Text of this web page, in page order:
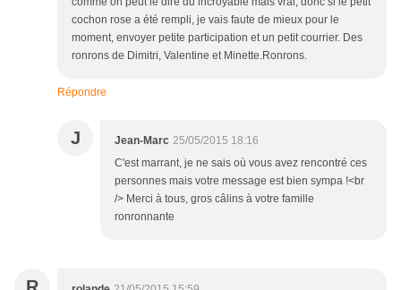
cochon rose a été rempli, je vais faute de mieux pour le
moment, envoyer petite participation et un petit courrier. Des
ronrons de Dimitri, Valentine et Minette.Ronrons.
Répondre
J Jean-Marc 25/05/2015 18:16
C'est marrant, je ne sais où vous avez rencontré ces
personnes mais votre message est bien sympa !<br
/> Merci à tous, gros câlins à votre famille
ronronnante